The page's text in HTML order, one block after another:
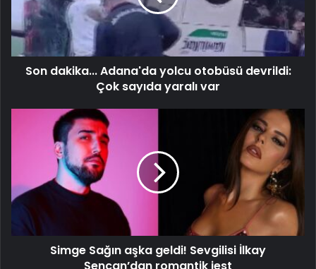
Son dakika... Adana'da yolcu otobüsü devrildi:
Çok sayıda yaralı var
Simge Sağın aşka geldi! Sevgilisi İlkay